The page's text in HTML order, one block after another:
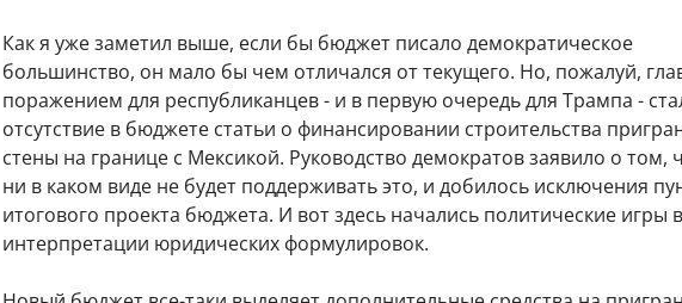
Как я уже заметил выше, если бы бюджет писало демократическое
большинство, он мало бы чем отличался от текущего. Но, пожалуй,
поражением для республиканцев - и в первую очередь для Трампа -
отсутствие в бюджете статьи о финансировании строительства
стены на границе с Мексикой. Руководство демократов заявило о том,
ни в каком виде не будет поддерживать это, и добилось исключения
итогового проекта бюджета. И вот здесь начались политические игры
интерпретации юридических формулировок.